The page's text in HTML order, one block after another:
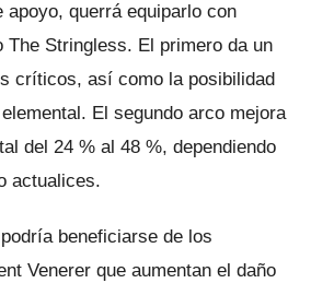
apoyo, querrá equiparlo con
The Stringless. El primero da un
críticos, así como la posibilidad
El segundo arco mejora
del 24 % al 48 %, dependiendo
actualices.
beneficiarse de los
Venerer que aumentan el daño